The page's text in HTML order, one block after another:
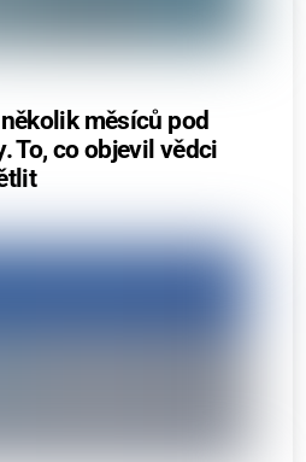
měsíců pod
To, co objevil vědci